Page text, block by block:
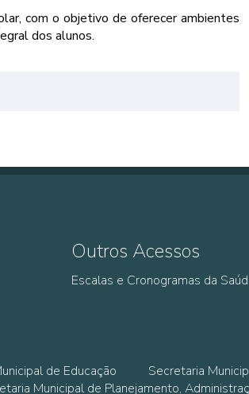
com o objetivo de oferecer ambientes
dos alunos.
Outros Acessos
Escalas e Cronogramas da
de Educação
Secretaria
Municipal de Planejamento,